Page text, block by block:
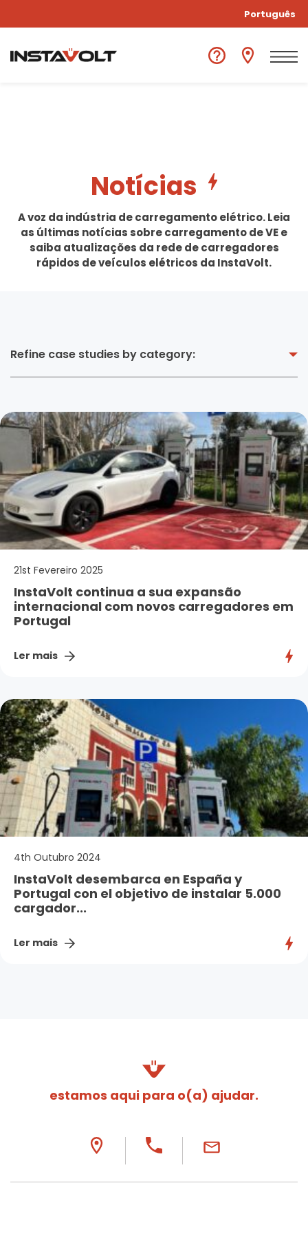
Português
Notícias
A voz da indústria de carregamento elétrico. Leia
as últimas notícias sobre carregamento de VE e
saiba atualizações da rede de carregadores
rápidos de veículos elétricos da InstaVolt.
Refine case studies by category:
21st Fevereiro 2025
InstaVolt continua a sua expansão
internacional com novos carregadores em
Portugal
Ler mais
4th Outubro 2024
InstaVolt desembarca en España y
Portugal con el objetivo de instalar 5.000
cargador...
Ler mais
estamos aqui para o(a) ajudar.